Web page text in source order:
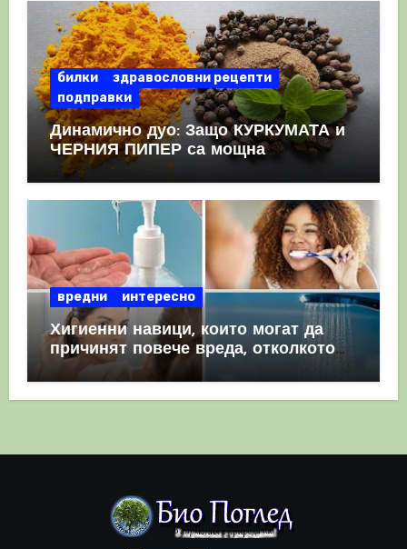
билки
здравословни рецепти
подправки
Динамично дуо: Защо КУРКУМАТА и
ЧЕРНИЯ ПИПЕР са мощна
комбинация
вредни интересно
Хигиенни навици, които могат да
причинят повече вреда, отколкото
полза